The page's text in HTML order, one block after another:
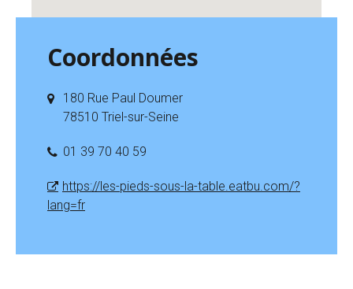
Coordonnées
180 Rue Paul Doumer
78510 Triel-sur-Seine
01 39 70 40 59
https://les-pieds-sous-la-table.eatbu.com/?
lang=fr